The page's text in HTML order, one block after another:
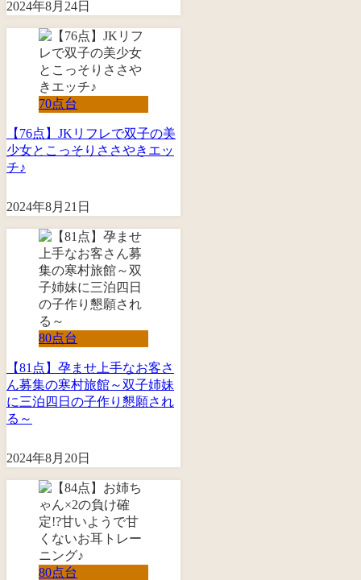
2024年8月24日
70点台
【76点】JKリフレで双子の美
少女とこっそりささやきエッ
チ♪
2024年8月21日
80点台
【81点】孕ませ上手なお客さ
ん募集の寒村旅館～双子姉妹
に三泊四日の子作り懇願され
る～
2024年8月20日
80点台